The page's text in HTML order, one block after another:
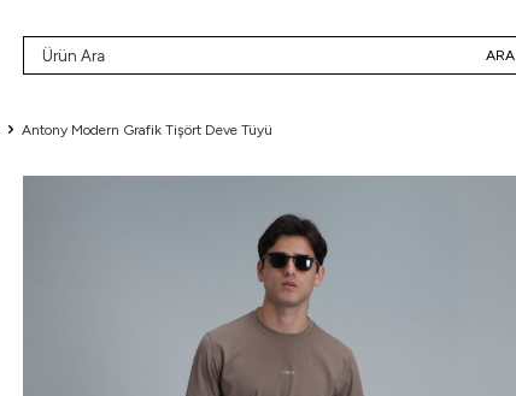
ARA
Antony Modern Grafik Tişört Deve Tüyü